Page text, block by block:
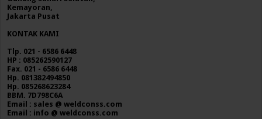
Kemayoran,
Jakarta Pusat
KONTAK KAMI
Tlp. 021 - 6586 6448
HP : 085262590127
Fax. 021 - 6586 6448
Hp. 081382494850
Hp. 085268623284
BBM. 7D798C6A
Email : sales @ weldconss.com
Email : info @ weldconss.com